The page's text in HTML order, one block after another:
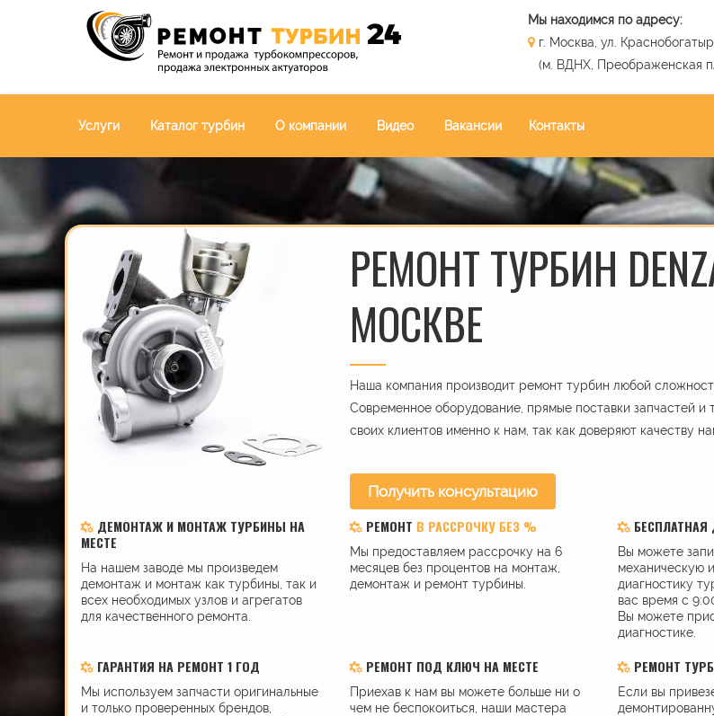
Мы находимся по адресу:
г. Москва, ул.
(м. ВДНХ, Преображенская
Услуги Каталог турбин О компании Видео Вакансии Контакты
РЕМОНТ ТУРБИН
МОСКВЕ
Наша компания производит ремонт турбин любой
Современное оборудование, прямые поставки запчастей
своих клиентов именно к нам, так как доверяют качеству
Получить консультацию
ДЕМОНТАЖ И МОНТАЖ ТУРБИНЫ НА
МЕСТЕ
На нашем заводе мы произведем
демонтаж и монтаж как турбины, так и
всех необходимых узлов и агрегатов
для качественного ремонта.
РЕМОНТ В РАССРОЧКУ БЕЗ %
Мы предоставляем рассрочку на 6
месяцев без процентов на монтаж,
демонтаж и ремонт турбины.
Вы можете
механическую
диагностику
вас время с
Вы можете
диагностике.
ГАРАНТИЯ НА РЕМОНТ 1 ГОД
Мы используем запчасти оригинальные
и только проверенных брендов,
РЕМОНТ ПОД КЛЮЧ НА МЕСТЕ
Приехав к нам вы можете больше ни о
чем не беспокоиться, наши мастера
РЕМОНТ
Если вы